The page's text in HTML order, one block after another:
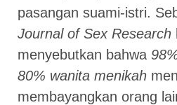
pasangan suami-istri.
Journal of Sex Research
menyebutkan bahwa
80% wanita menikah
membayangkan orang